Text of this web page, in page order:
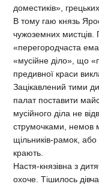
доместиків»,
В тому гаю князь
чужоземних
«перегородчаста
«мусійне діло», що
предивної краси
Зацікавлений тими
палат поставити
мусійного діла не
струмочками, немов
щільників-рамок, або
крають.
Настя-князівна з
охоче. Тішилось